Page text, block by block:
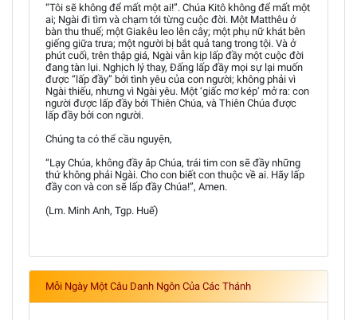
“Tôi sẽ không để mất một ai!”. Chúa Kitô không để mất một
ai; Ngài đi tìm và chạm tới từng cuộc đời. Một Matthêu ở
bàn thu thuế; một Giakêu leo lên cây; một phụ nữ khát bên
giếng giữa trưa; một người bị bắt quả tang trong tội. Và ở
phút cuối, trên thập giá, Ngài vẫn kịp lấp đầy một cuộc đời
đang tàn lụi. Nghịch lý thay, Đấng lấp đầy mọi sự lại muốn
được “lấp đầy” bởi tình yêu của con người; không phải vì
Ngài thiếu, nhưng vì Ngài yêu. Một ‘giấc mơ kép’ mở ra: con
người được lấp đầy bởi Thiên Chúa, và Thiên Chúa được
lấp đầy bởi con người.
Chúng ta có thể cầu nguyện,
“Lạy Chúa, không đầy ắp Chúa, trái tim con sẽ đầy những
thứ không phải Ngài. Cho con biết con thuộc về ai. Hãy lấp
đầy con và con sẽ lấp đầy Chúa!”, Amen.
(Lm. Minh Anh, Tgp. Huế)
Mỗi Ngày Một Câu Danh Ngôn Của Các Thánh